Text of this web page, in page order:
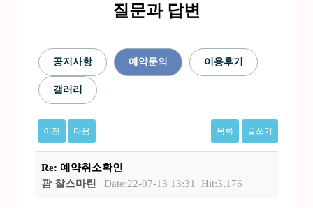
질문과 답변
공지사항 예약문의 이용후기
갤러리
이전 다음 목록 글쓰기
Re: 예약취소확인
괌 찰스마린
Date:22-07-13 13:31 Hit:3,176